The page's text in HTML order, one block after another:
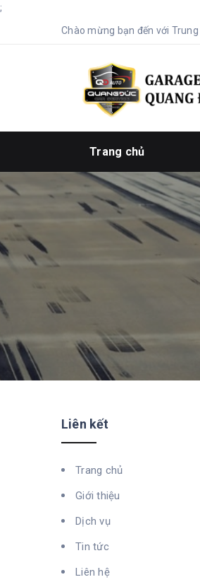
;
Chào mừng bạn đến với
Trang chủ
Liên kết
Trang chủ
Giới thiệu
Dịch vụ
Tin tức
Liên hệ